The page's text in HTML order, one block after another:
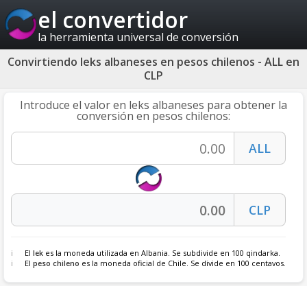
el convertidor
la herramienta universal de conversión
Convirtiendo leks albaneses en pesos chilenos - ALL en
CLP
Introduce el valor en leks albaneses para obtener la
conversión en pesos chilenos:
El lek es la moneda utilizada en Albania. Se subdivide en 100 qindarka.
El peso chileno es la moneda oficial de Chile. Se divide en 100 centavos.